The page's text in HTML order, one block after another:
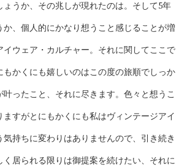
ょうか、その兆しが現れたのは。そして5年
か、個人的にかなり想うこと感じることが増
イウェア・カルチャー。それに関してここで
もかくにも嬉しいのはこの度の旅順でしっか
叶ったこと、それに尽きます。色々と想うこ
ますがとにもかくにも私はヴィンテージアイ
気持ちに変わりはありませんので、引き続き
く居られる限りは御提案を続けたい、それに